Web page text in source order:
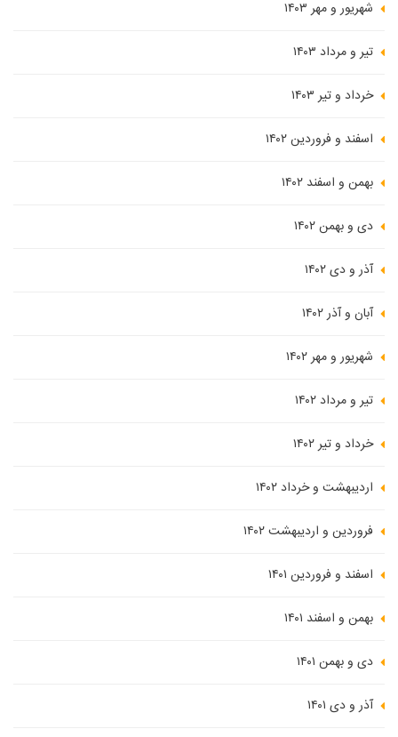
شهریور و مهر ۱۴۰۳
تیر و مرداد ۱۴۰۳
خرداد و تیر ۱۴۰۳
اسفند و فروردین ۱۴۰۲
بهمن و اسفند ۱۴۰۲
دی و بهمن ۱۴۰۲
آذر و دی ۱۴۰۲
آبان و آذر ۱۴۰۲
شهریور و مهر ۱۴۰۲
تیر و مرداد ۱۴۰۲
خرداد و تیر ۱۴۰۲
اردیبهشت و خرداد ۱۴۰۲
فروردین و اردیبهشت ۱۴۰۲
اسفند و فروردین ۱۴۰۱
بهمن و اسفند ۱۴۰۱
دی و بهمن ۱۴۰۱
آذر و دی ۱۴۰۱